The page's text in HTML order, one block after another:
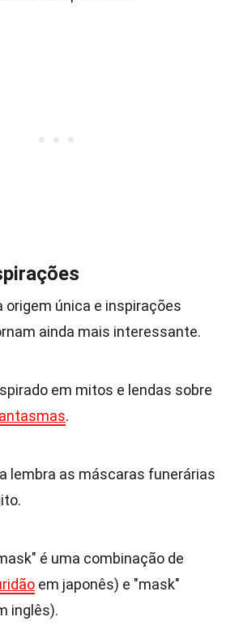
origem única e inspirações
ainda mais interessante.
em mitos e lendas sobre
.
lembra as máscaras funerárias
é uma combinação de
em japonês) e "mask"
inglês).